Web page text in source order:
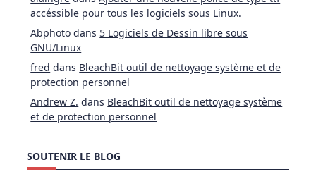
accéssible pour tous les logiciels sous Linux.
Abphoto dans 5 Logiciels de Dessin libre sous
GNU/Linux
fred dans BleachBit outil de nettoyage système et de
protection personnel
Andrew Z. dans BleachBit outil de nettoyage système
et de protection personnel
SOUTENIR LE BLOG